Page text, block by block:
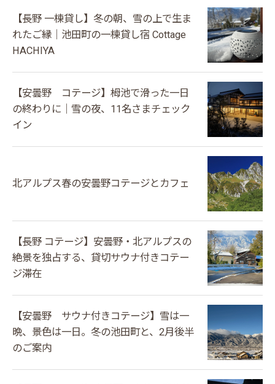
【長野 一棟貸し】冬の朝、雪の上で生ま
れたご縁｜池田町の一棟貸し宿 Cottage
HACHIYA
【安曇野 コテージ】栂池で滑った一日
の終わりに｜雪の夜、11名さまチェック
イン
北アルプス春の安曇野コテージとカフェ
【長野 コテージ】安曇野・北アルプスの
絶景を独占する、貸切サウナ付きコテー
ジ滞在
【安曇野 サウナ付きコテージ】雪は一
晩、景色は一日。冬の池田町と、2月後半
のご案内